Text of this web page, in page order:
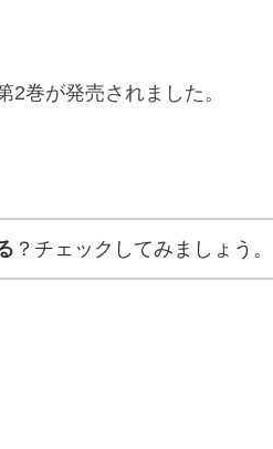
巻が発売されました。
？チェックしてみましょう。